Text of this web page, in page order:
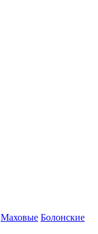
Маховые Болонские